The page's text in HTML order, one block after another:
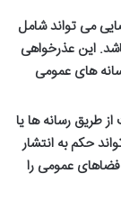
می تواند شامل
این عذرخواهی
های عمومی
طریق رسانه ها یا
حکم به انتشار
فضاهای عمومی را